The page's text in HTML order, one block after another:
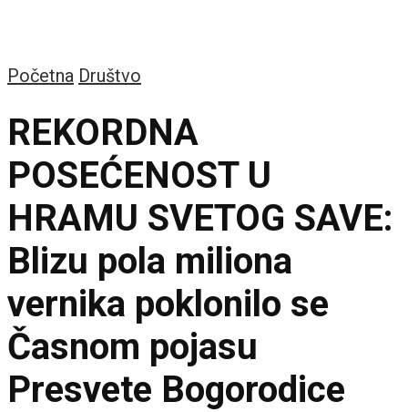
Početna Društvo
REKORDNA
POSEĆENOST U
HRAMU SVETOG SAVE:
Blizu pola miliona
vernika poklonilo se
Časnom pojasu
Presvete Bogorodice